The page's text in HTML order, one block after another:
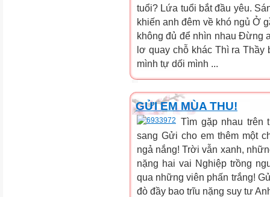
tuổi? Lứa tuổi bắt đầu yêu.
khiến anh đêm về khó ngủ Ở
không đủ để nhìn nhau Đừng
lơ quay chỗ khác Thì ra
mình tự dối mình ...
GỬI EM MÙA THU!
Tìm gặp nhau trên
sang Gửi cho em thêm một
ngả nắng! Trời vẫn xanh,
nặng hai vai Nghiệp trồng
qua những viên phấn trắng!
đò đầy bao trĩu nặng suy tư